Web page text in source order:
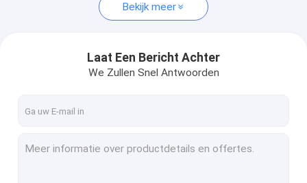
Auto Schoonmakende Borstels
Schoonmakende Rolborstel
Bekijk meer
Laat Een Bericht Achter
We Zullen Snel Antwoorden